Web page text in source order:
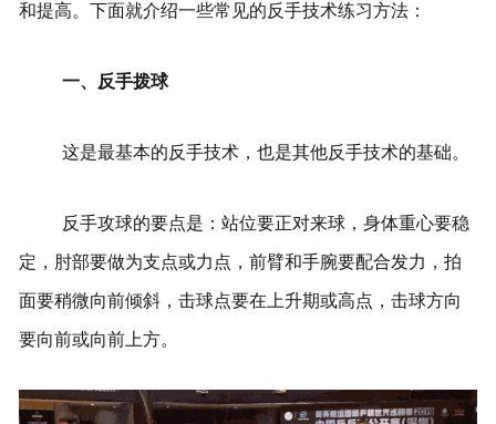
和提高。下面就介绍一些常见的反手技术练习方法：
一、反手拨球
这是最基本的反手技术，也是其他反手技术的基础。
反手攻球的要点是：站位要正对来球，身体重心要稳
定，肘部要做为支点或力点，前臂和手腕要配合发力，拍
面要稍微向前倾斜，击球点要在上升期或高点，击球方向
要向前或向前上方。